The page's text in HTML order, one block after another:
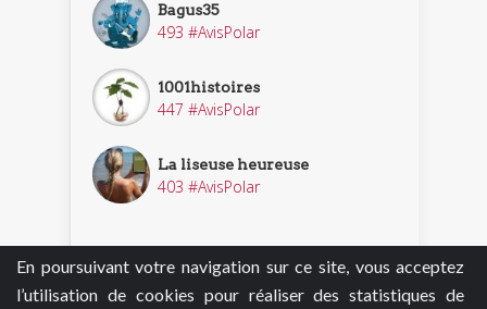
En poursuivant votre navigation sur ce site, vous acceptez
l’utilisation de cookies pour réaliser des statistiques de
Bagus35
493 #AvisPolar
1001histoires
447 #AvisPolar
La liseuse heureuse
403 #AvisPolar
Découvrir nos enquêteurs